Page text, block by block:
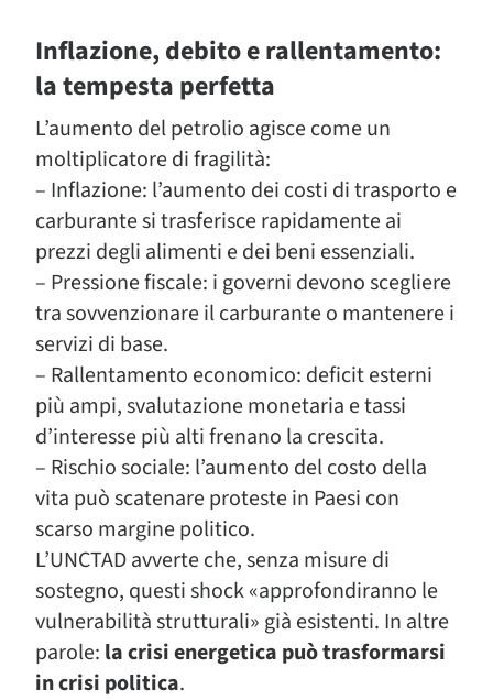
Inflazione, debito e rallentamento:
la tempesta perfetta
L’aumento del petrolio agisce come un
moltiplicatore di fragilità:
– Inflazione: l’aumento dei costi di trasporto e
carburante si trasferisce rapidamente ai
prezzi degli alimenti e dei beni essenziali.
– Pressione fiscale: i governi devono scegliere
tra sovvenzionare il carburante o mantenere i
servizi di base.
– Rallentamento economico: deficit esterni
più ampi, svalutazione monetaria e tassi
d’interesse più alti frenano la crescita.
– Rischio sociale: l’aumento del costo della
vita può scatenare proteste in Paesi con
scarso margine politico.
L’UNCTAD avverte che, senza misure di
sostegno, questi shock «approfondiranno le
vulnerabilità strutturali» già esistenti. In altre
parole: la crisi energetica può trasformarsi
in crisi politica.